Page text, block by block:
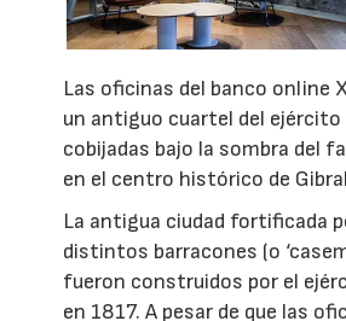
Las oficinas del banco online
un antiguo cuartel del
cobijadas bajo la sombra del
en el centro histórico de
La antigua ciudad fortificada
distintos barracones (o
fueron construidos por el
en 1817. A pesar de que las